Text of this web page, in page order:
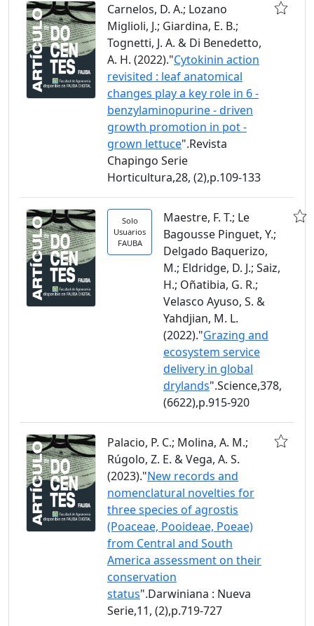
Carnelos, D. A.; Lozano
Miglioli, J.; Giardina, E. B.;
Tognetti, J. A. & Di Benedetto,
A. H. (2022)."Cytokinin action
revisited : leaf anatomical
changes play a key role in 6 -
benzylaminopurine - driven
growth promotion in pot -
grown lettuce".Revista
Chapingo Serie
Horticultura,28, (2),p.109-133
Solo
Usuarios
FAUBA
Maestre, F. T.; Le
Bagousse Pinguet, Y.;
Delgado Baquerizo,
M.; Eldridge, D. J.; Saiz,
H.; Oñatibia, G. R.;
Velasco Ayuso, S. &
Yahdjian, M. L.
(2022)."Grazing and
ecosystem service
delivery in global
drylands".Science,378,
(6622),p.915-920
Palacio, P. C.; Molina, A. M.;
Rúgolo, Z. E. & Vega, A. S.
(2023)."New records and
nomenclatural novelties for
three species of agrostis
(Poaceae, Pooideae, Poeae)
from Central and South
America assessment on their
conservation
status".Darwiniana : Nueva
Serie,11, (2),p.719-727